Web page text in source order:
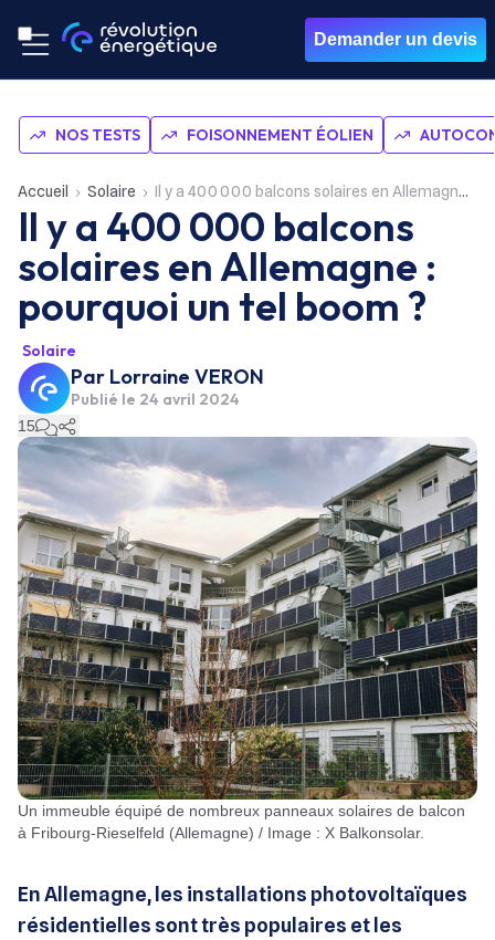
Demander un devis
NOS TESTS FOISONNEMENT ÉOLIEN
Accueil Solaire Il y a 400 000 balcons solaires en Allemagne : pourquoi un tel boom ?
Il y a 400 000 balcons
solaires en Allemagne :
pourquoi un tel boom ?
Solaire
Par Lorraine VERON
Publié le 24 avril 2024
15
Un immeuble équipé de nombreux panneaux solaires de balcon
à Fribourg-Rieselfeld (Allemagne) / Image : X Balkonsolar.
En Allemagne, les installations photovoltaïques
résidentielles sont très populaires et les